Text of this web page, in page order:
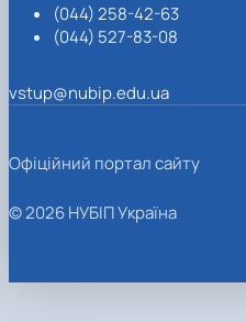
(044) 258-42-63
(044) 527-83-08
vstup@nubip.edu.ua
Офіційний портал сайту
© 2026 НУБІП Україна